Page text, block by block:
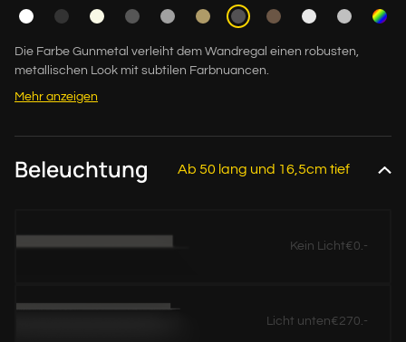
Die Farbe Gunmetal verleiht dem Wandregal einen robusten,
metallischen Look mit subtilen Farbnuancen.
Mehr anzeigen
Beleuchtung Ab 50 lang und 16,5cm tief
Kein Licht€0.-
Licht unten€270.-